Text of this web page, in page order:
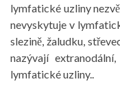
lymfatické uzliny
nevyskytuje v
slezině, žaludku,
nazývají
lymfatické uzliny..